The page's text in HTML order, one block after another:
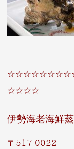
☆☆☆☆
伊勢海老海鮮
〒517-0022